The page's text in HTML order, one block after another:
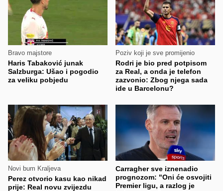
Bravo majstore
Haris Tabaković junak
Salzburga: Ušao i pogodio
za veliku pobjedu
Poziv koji je sve promijenio
Rodri je bio pred potpisom
za Real, a onda je telefon
zazvonio: Zbog njega sada
ide u Barcelonu?
Novi bum Kraljeva
Perez otvorio kasu kao nikad
prije: Real novu zvijezdu
Carragher sve iznenadio
prognozom: "Oni će osvojiti
Premier ligu, a razlog je